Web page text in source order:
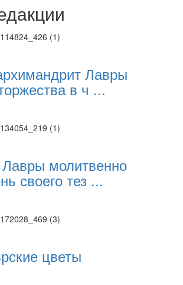
Лавры
в ч ...
молитвенно
своего тез ...
цветы